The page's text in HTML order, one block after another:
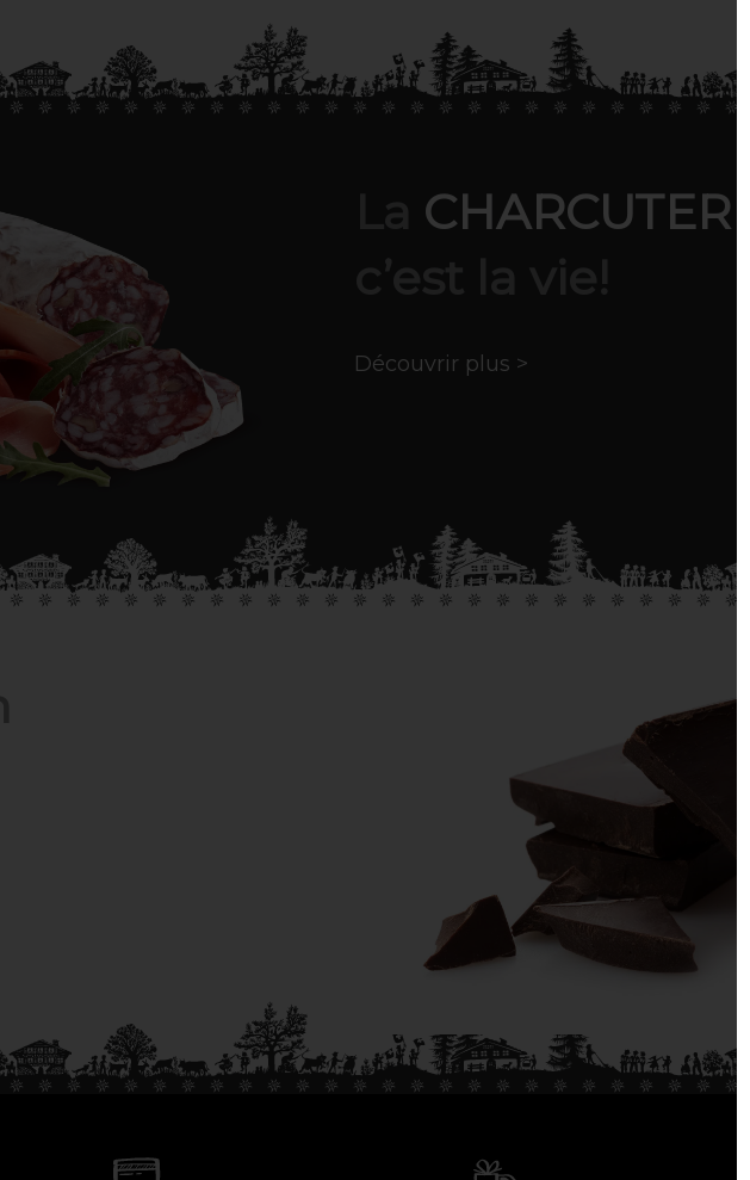
CHARCUTERIE
Découvrir plus >